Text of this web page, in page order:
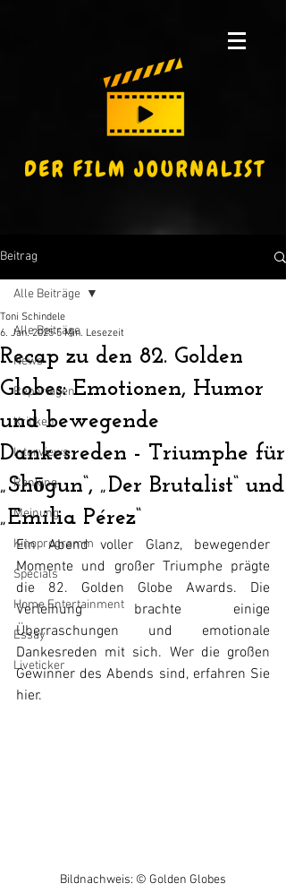
Beitrag
Alle Beiträge
News
Reportagen
Kritiken
Interviews
Ranking
Meinung
Kinoprogramm
Specials
Home Entertainment
Essay
Liveticker
Alle Beiträge
Recap zu den 82. Golden
Globes: Emotionen, Humor
und bewegende
Dankesreden - Triumphe für
„Shōgun“, „Der Brutalist“ und
„Emilia Pérez“
Toni Schindele
6. Jan. 2025 5 Min. Lesezeit
Ein Abend voller Glanz, bewegender
Momente und großer Triumphe prägte
die 82. Golden Globe Awards. Die
Verleihung brachte einige
Überraschungen und emotionale
Dankesreden mit sich. Wer die großen
Gewinner des Abends sind, erfahren Sie
hier.
Bildnachweis: © Golden Globes